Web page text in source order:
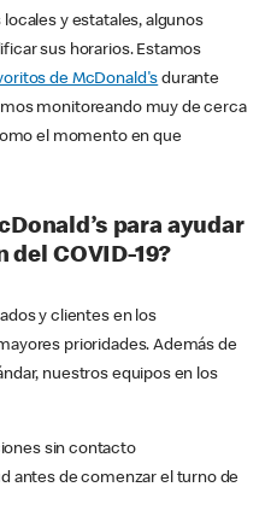
y estatales, algunos
sus horarios. Estamos
de McDonald's durante
monitoreando muy de cerca
el momento en que
para ayudar
COVID-19?
y clientes en los
prioridades. Además de
nuestros equipos en los
sin contacto
antes de comenzar el turno de